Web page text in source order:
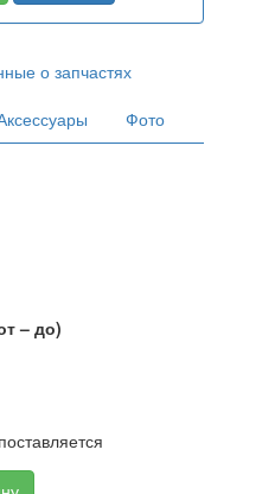
о запчастях
Фото
– до)